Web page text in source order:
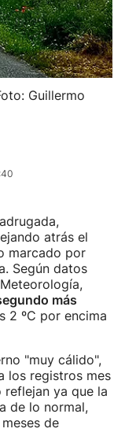
Guillermo
atrás el
marcado por
Según datos
más
2 ºC por encima
"muy cálido",
los registros mes
reflejan ya que la
de lo normal,
de